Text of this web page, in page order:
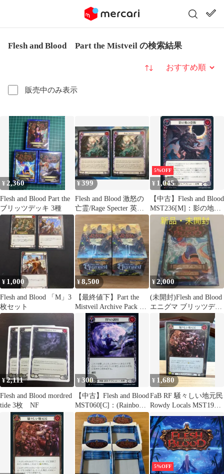
Flesh and Blood Part the Mistveil の検索結果
販売中のみ表示
並び替え
¥ 2,360
Flesh and Blood Part the
ブリッツデッキ 3種
¥399
Flesh and Blood 激怒の
亡霊/Rage Specter 英語
版2枚
5%OFF
¥ 1,045
【中古】Flesh and Blood
MST236[M]：影の地の
恐怖/Shadowrealm
Horror
¥ 1,000
Flesh and Blood 「M」3
枚セット
¥8,500
【最終値下】Part the
Mistveil Archive Pack 2
¥2,000
(未開封)Flesh and Blood
エニグマ ブリッツデッ
キ 神秘・幻術
¥2,111
Flesh and Blood mordred
tide 3枚 NF
¥300
【中古】Flesh and Blood
MST060[C]：(Rainbow
Foil)狩りの調和
(1)/Harmony of the Hunt
(1)
¥ 1,680
FaB RF 騒々しい地元民
Rowdy Locals MST191
日本語
5%OFF